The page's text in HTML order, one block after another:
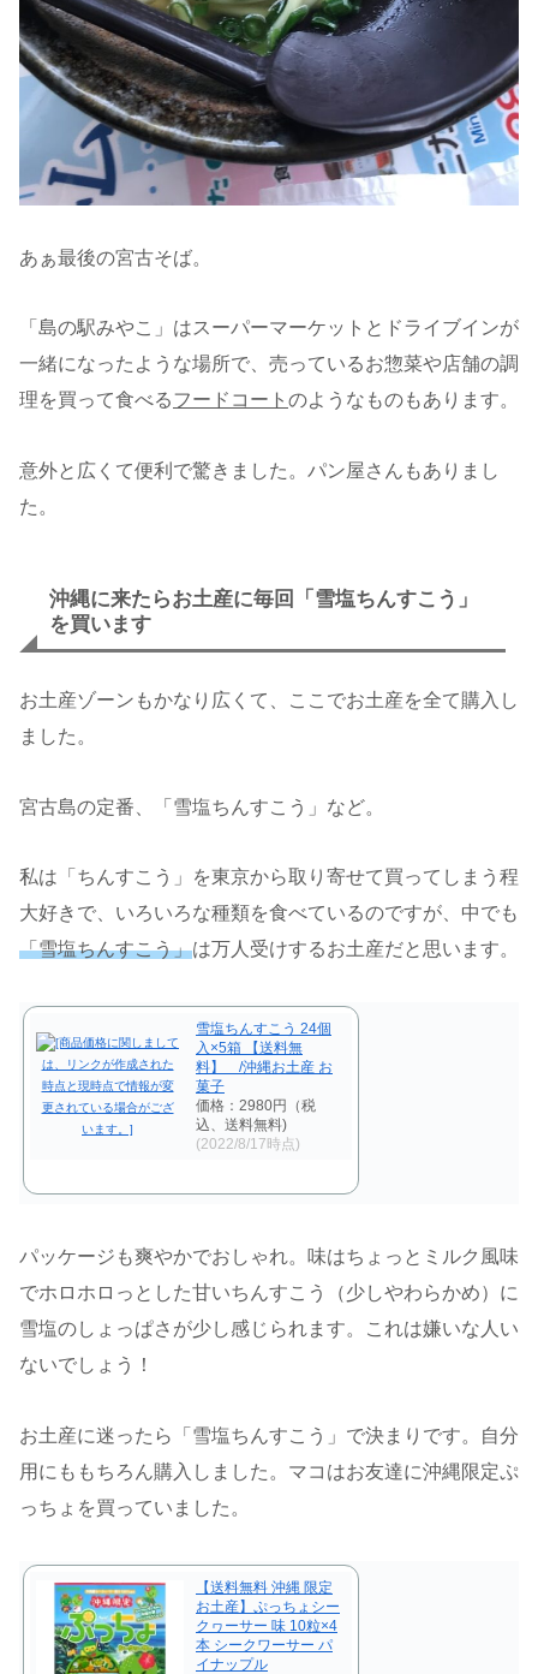
あぁ最後の宮古そば。
「島の駅みやこ」はスーパーマーケットとドライブインが
一緒になったような場所で、売っているお惣菜や店舗の調
理を買って食べるフードコート のようなものもあります。
意外と広くて便利で驚きました。パン屋さんもありまし
た。
沖縄に来たらお土産に毎回「雪塩ちんすこう」
を買います
お土産ゾーンもかなり広くて、ここでお土産を全て購入し
ました。
宮古島の定番、「雪塩ちんすこう」など。
私は「ちんすこう」を東京から取り寄せて買ってしまう程
大好きで、いろいろな種類を食べているのですが、中でも
「雪塩ちんすこう」は万人受けするお土産だと思います。
雪塩ちんすこう 24個
入×5箱 【送料無
料】 /沖縄お土産 お
菓子
価格：2980円（税
込、送料無料)
(2022/8/17時点)
パッケージも爽やかでおしゃれ。味はちょっとミルク風味
でホロホロっとした甘いちんすこう（少しやわらかめ）に
雪塩のしょっぱさが少し感じられます。これは嫌いな人い
ないでしょう！
お土産に迷ったら「雪塩ちんすこう」で決まりです。自分
用にももちろん購入しました。マコはお友達に沖縄限定ぷ
っちょを買っていました。
【送料無料 沖縄 限定
お土産】ぷっちょシー
クヮーサー 味 10粒×4
本 シークワーサー パ
イナップル